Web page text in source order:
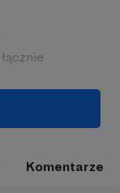
łącznie
Komentarze